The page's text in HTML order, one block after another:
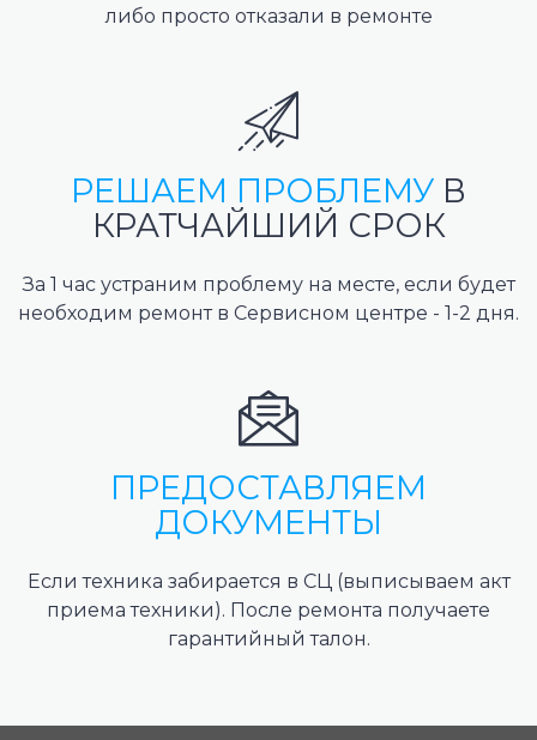
либо просто отказали в ремонте
РЕШАЕМ ПРОБЛЕМУ В
КРАТЧАЙШИЙ СРОК
За 1 час устраним проблему на месте, если будет
необходим ремонт в Сервисном центре - 1-2 дня.
ПРЕДОСТАВЛЯЕМ
ДОКУМЕНТЫ
Если техника забирается в СЦ (выписываем акт
приема техники). После ремонта получаете
гарантийный талон.